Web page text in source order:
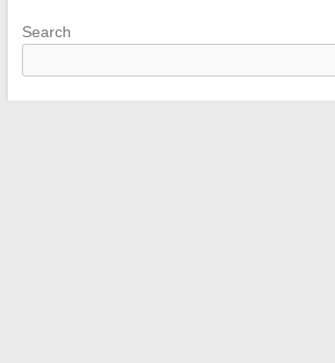
Search